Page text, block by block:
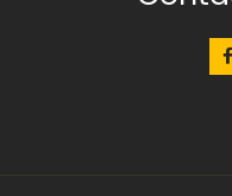
a